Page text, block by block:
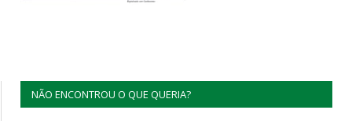
NÃO ENCONTROU O QUE QUERIA?